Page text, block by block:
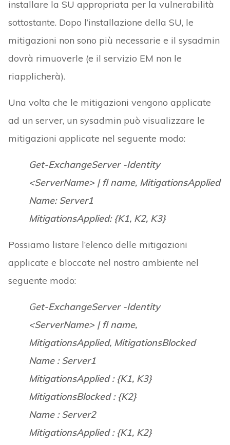
installare la SU appropriata per la vulnerabilità
sottostante. Dopo l’installazione della SU, le
mitigazioni non sono più necessarie e il sysadmin
dovrà rimuoverle (e il servizio EM non le
riapplicherà).
Una volta che le mitigazioni vengono applicate
ad un server, un sysadmin può visualizzare le
mitigazioni applicate nel seguente modo:
Get-ExchangeServer -Identity
<ServerName> | fl name, MitigationsApplied
Name: Server1
MitigationsApplied: {K1, K2, K3}
Possiamo listare l’elenco delle mitigazioni
applicate e bloccate nel nostro ambiente nel
seguente modo:
Get-ExchangeServer -Identity
<ServerName> | fl name,
MitigationsApplied, MitigationsBlocked
Name : Server1
MitigationsApplied : {K1, K3}
MitigationsBlocked : {K2}
Name : Server2
MitigationsApplied : {K1, K2}